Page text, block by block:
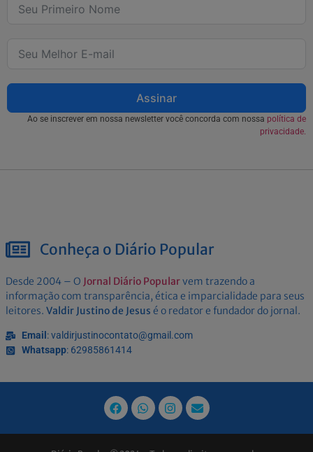
Assinar
Ao se inscrever em nossa newsletter você concorda com nossa política de
privacidade.
Conheça o Diário Popular
Desde 2004 – O Jornal Diário Popularvem trazendo a
informação com transparência, ética e imparcialidade para seus
leitores. Valdir Justino de Jesus é o redator e fundador do jornal.
Email : valdirjustinocontato@gmail.com
Whatsapp: 62985861414